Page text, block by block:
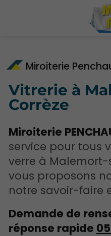
Miroiterie
Vitrerie à
Corrèze
Miroiterie
service pour tous
verre à Malemort-
vous proposons
notre savoir-faire
Demande de
réponse rapide